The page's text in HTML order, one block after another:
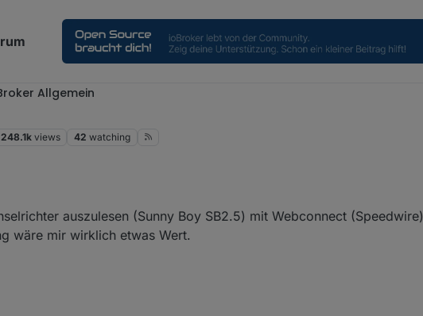
Allgemein
248.1k views 42 watching
auszulesen (Sunny Boy SB2.5) mit Webconnect (Speedwire)
wäre mir wirklich etwas Wert.